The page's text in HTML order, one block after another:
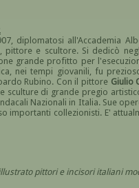
diplomatosi all'Accademia
pittore e scultore. Si dedicò
grande profitto per
nei tempi giovanili, fu
Rubino. Con il pittore Giulio
sculture di grande pregio
Nazionali in Italia. Sue
importanti collezionisti. E'
pittori e incisori italiani